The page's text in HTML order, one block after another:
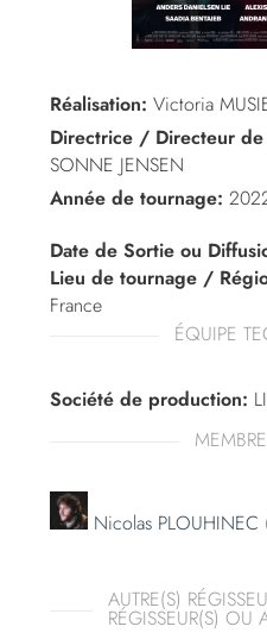
Réalisation: Victoria
Directrice / Directeur
SONNE JENSEN
Année de tournage:
Date de Sortie ou
Lieu de tournage /
France
ÉQUIPE
Société de production:
Nicolas PLOUHINEC
AUTRE(S)
RÉGISSEUR(S) OU